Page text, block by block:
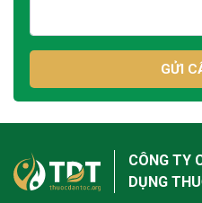
GỬI
CÔNG TY
DỤNG